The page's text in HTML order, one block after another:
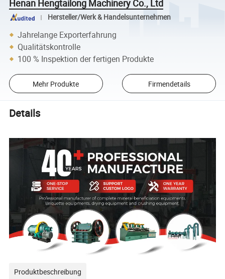
Henan Hengtailong Machinery Co., Ltd
Hersteller/Werk & Handelsunternehmen
Jahrelange Exporterfahrung
Qualitätskontrolle
100 % Inspektion der fertigen Produkte
Mehr Produkte Firmendetails
Details
Produktbeschreibung